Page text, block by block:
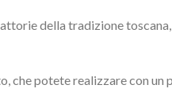
della tradizione
che potete realizzare con